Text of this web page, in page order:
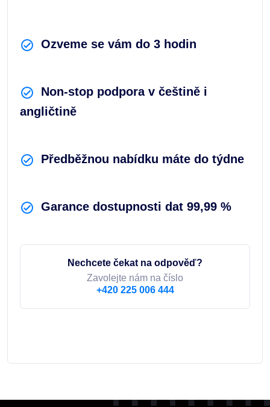
Ozveme se vám do 3 hodin
Non-stop podpora v češtině i
angličtině
Předběžnou nabídku máte do týdne
Garance dostupnosti dat 99,99 %
Nechcete čekat na odpověď?
Zavolejte nám na číslo
+420 225 006 444